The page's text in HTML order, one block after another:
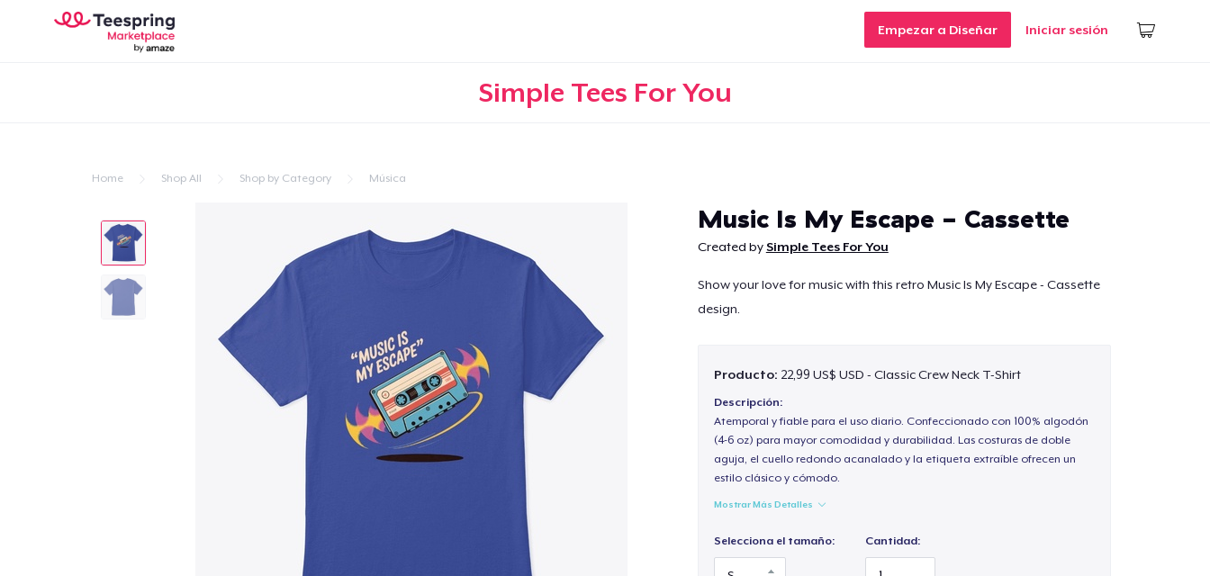
Empezar a Diseñar Iniciar sesión
Simple Tees For You
Home Shop All Shop by Category Música
Music Is My Escape - Cassette
Created bySimple Tees For You
Show your love for music with this retro Music Is My Escape - Cassette
design.
Producto: 22,99 US$ USD - Classic Crew Neck T-Shirt
Descripción:
Atemporal y fiable para el uso diario. Confeccionado con 100% algodón
(4-6 oz) para mayor comodidad y durabilidad. Las costuras de doble
aguja, el cuello redondo acanalado y la etiqueta extraíble ofrecen un
estilo clásico y cómodo.
Mostrar Más Detalles
Selecciona el tamaño: Cantidad: